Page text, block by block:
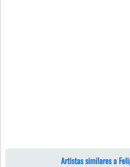
Artistas similares a